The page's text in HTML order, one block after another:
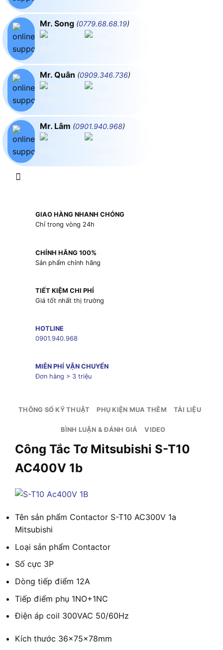
Mr. Song (0779.68.68.19)
Mr. Quân (0909.346.736)
Mr. Lâm (0901.940.968)
GIAO HÀNG NHANH CHÓNG
Chỉ trong vòng 24h
CHÍNH HÃNG 100%
Sản phẩm chính hãng
TIẾT KIỆM CHI PHÍ
Giá tốt nhất thị trường
HOTLINE
0901.940.968
MIỄN PHÍ VẬN CHUYỂN
Đơn hàng > 3 triệu
THÔNG SỐ KỸ THUẬT PHỤ KIỆN MUA THÊM TÀI LIỆU
BÌNH LUẬN & ĐÁNH GIÁ VIDEO
Công Tắc Tơ Mitsubishi S-T10
AC400V 1b
Tên sản phẩm Contactor S-T10 AC300V 1a
Mitsubishi
Loại sản phẩm Contactor
Số cực 3P
Dòng tiếp điểm 12A
Tiếp điểm phụ 1NO+1NC
Điện áp coil 300VAC 50/60Hz
Kích thước 36×75×78mm